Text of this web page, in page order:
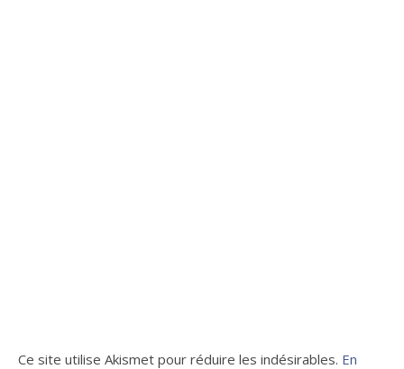
Ce site utilise Akismet pour réduire les indésirables. En